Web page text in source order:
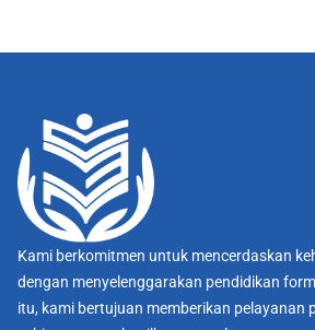
Kami berkomitmen untuk mencerdaskan
dengan menyelenggarakan pendidikan
itu, kami bertujuan memberikan pelayanan